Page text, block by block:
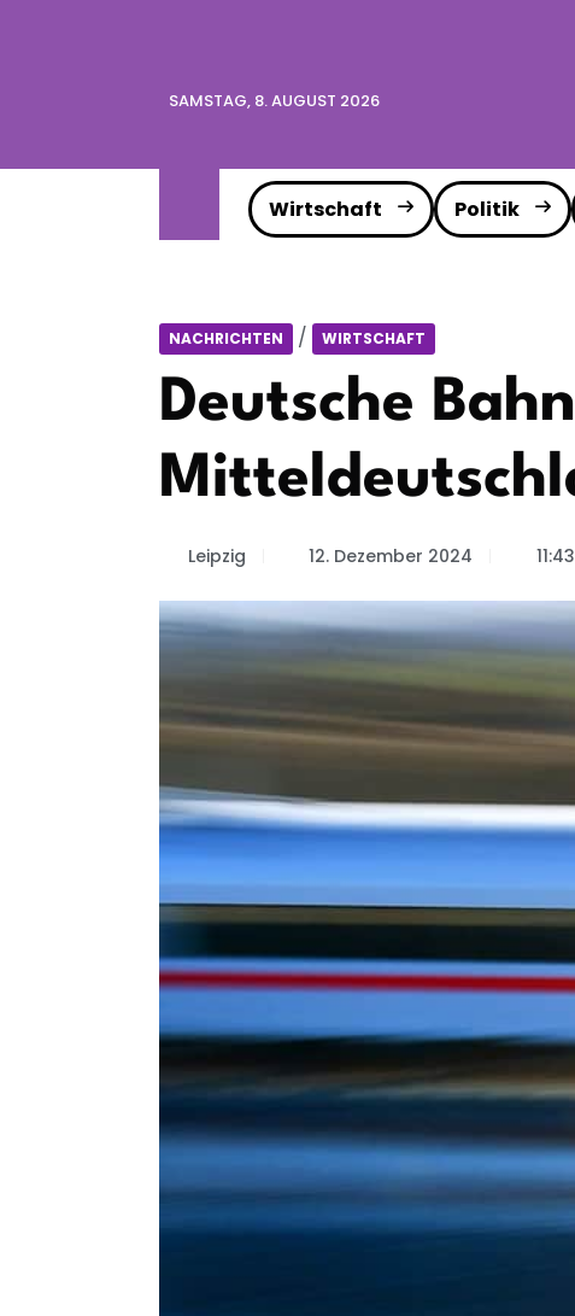
SAMSTAG, 8. AUGUST 2026
Wirtschaft Politik
NACHRICHTEN / WIRTSCHAFT
Deutsche
Leipzig 12. Dezember 2024